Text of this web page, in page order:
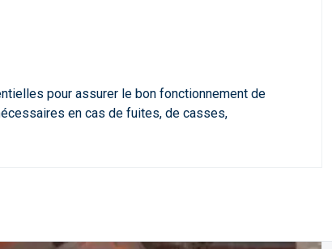
pour assurer le bon fonctionnement de
en cas de fuites, de casses,